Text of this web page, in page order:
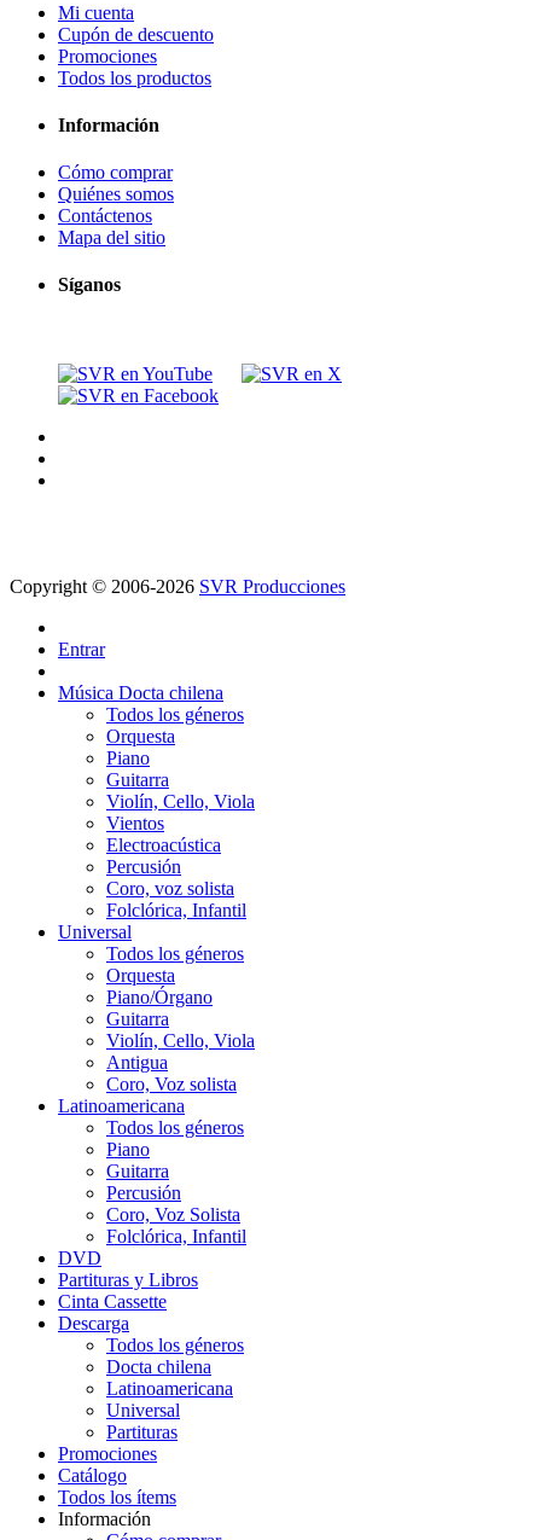
Mi cuenta
Cupón de descuento
Promociones
Todos los productos
Información
Cómo comprar
Quiénes somos
Contáctenos
Mapa del sitio
Síganos
Copyright © 2006-2026 SVR Producciones
Entrar
Música Docta chilena
Todos los géneros
Orquesta
Piano
Guitarra
Violín, Cello, Viola
Vientos
Electroacústica
Percusión
Coro, voz solista
Folclórica, Infantil
Universal
Todos los géneros
Orquesta
Piano/Órgano
Guitarra
Violín, Cello, Viola
Antigua
Coro, Voz solista
Latinoamericana
Todos los géneros
Piano
Guitarra
Percusión
Coro, Voz Solista
Folclórica, Infantil
DVD
Partituras y Libros
Cinta Cassette
Descarga
Todos los géneros
Docta chilena
Latinoamericana
Universal
Partituras
Promociones
Catálogo
Todos los ítems
Información